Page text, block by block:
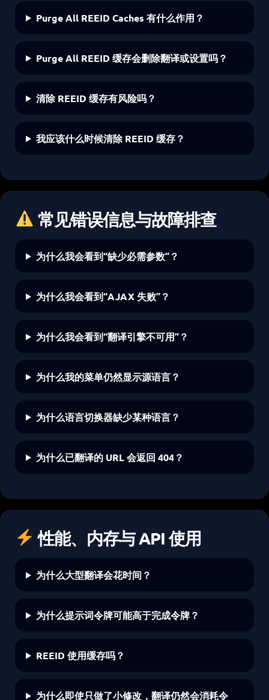
Purge All REEID Caches 有什么作用？
Purge All REEID 缓存会删除翻译或设置吗？
清除 REEID 缓存有风险吗？
我应该什么时候清除 REEID 缓存？
常见错误信息与故障排查
为什么我会看到“缺少必需参数”？
为什么我会看到“AJAX 失败”？
为什么我会看到“翻译引擎不可用”？
为什么我的菜单仍然显示源语言？
为什么语言切换器缺少某种语言？
为什么已翻译的 URL 会返回 404？
性能、内存与 API 使用
为什么大型翻译会花时间？
为什么提示词令牌可能高于完成令牌？
REEID 使用缓存吗？
为什么即使只做了小修改，翻译仍然会消耗令